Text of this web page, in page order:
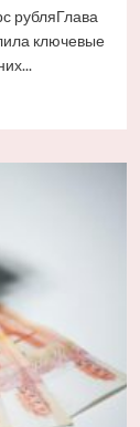
рубляГлава
ключевые